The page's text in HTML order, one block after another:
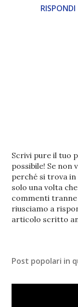
RISPONDI
P
o
s
t
a
u
n
m
n
Scrivi pure il tuo
possibile! Se non
perché si trova
solo una volta
commenti
riusciamo a
articolo scritto
Post popolari in